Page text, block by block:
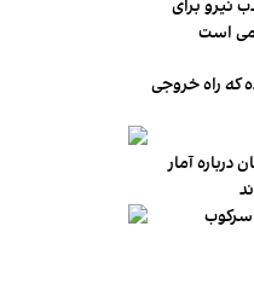
نیرو برای
است
که راه خروجی
آمار
سرکوب